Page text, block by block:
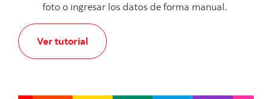
foto o ingresar los datos de forma manual.
Ver tutorial